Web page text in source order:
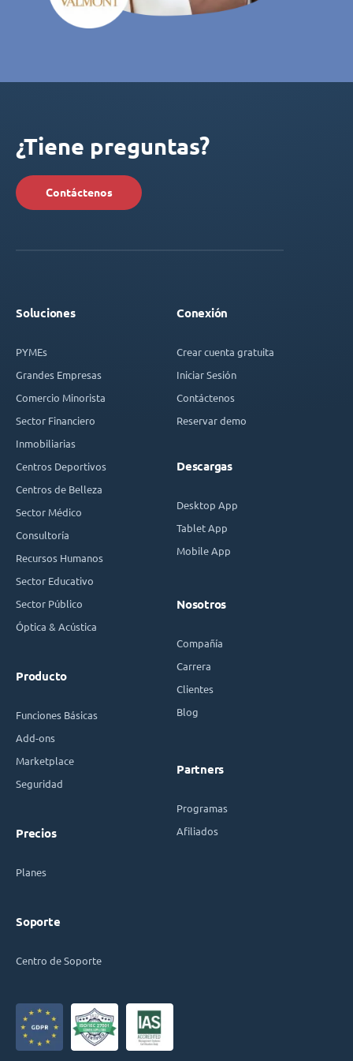
¿Tiene preguntas?
Contáctenos
Soluciones
PYMEs
Grandes Empresas
Comercio Minorista
Sector Financiero
Inmobiliarias
Centros Deportivos
Centros de Belleza
Sector Médico
Consultoría
Recursos Humanos
Sector Educativo
Sector Público
Óptica & Acústica
Producto
Funciones Básicas
Add-ons
Marketplace
Seguridad
Precios
Planes
Soporte
Centro de Soporte
Conexión
Crear cuenta gratuita
Iniciar Sesión
Contáctenos
Reservar demo
Descargas
Desktop App
Tablet App
Mobile App
Nosotros
Compañía
Carrera
Clientes
Blog
Partners
Programas
Afiliados